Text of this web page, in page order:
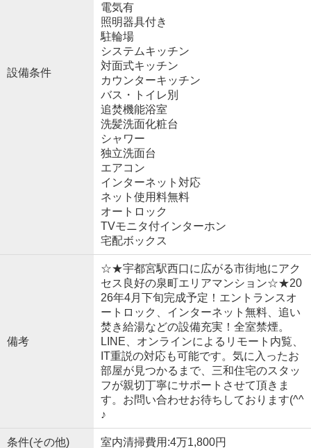
設備条件
電気有
照明器具付き
駐輪場
システムキッチン
対面式キッチン
カウンターキッチン
バス・トイレ別
追焚機能浴室
洗髪洗面化粧台
シャワー
独立洗面台
エアコン
インターネット対応
ネット使用料無料
オートロック
TVモニタ付インターホン
宅配ボックス
備考
☆★宇都宮駅西口に広がる市街地にアク
セス良好の泉町エリアマンション☆★20
26年4月下旬完成予定！エントランスオ
ートロック、インターネット無料、追い
焚き給湯などの設備充実！全室禁煙。
LINE、オンラインによるリモート内覧、
IT重説の対応も可能です。気に入ったお
部屋が見つかるまで、三和住宅のスタッ
フが親切丁寧にサポートさせて頂きま
す。お問い合わせお待ちしております(^^
♪
条件(その他) 室内清掃費用:4万1,800円